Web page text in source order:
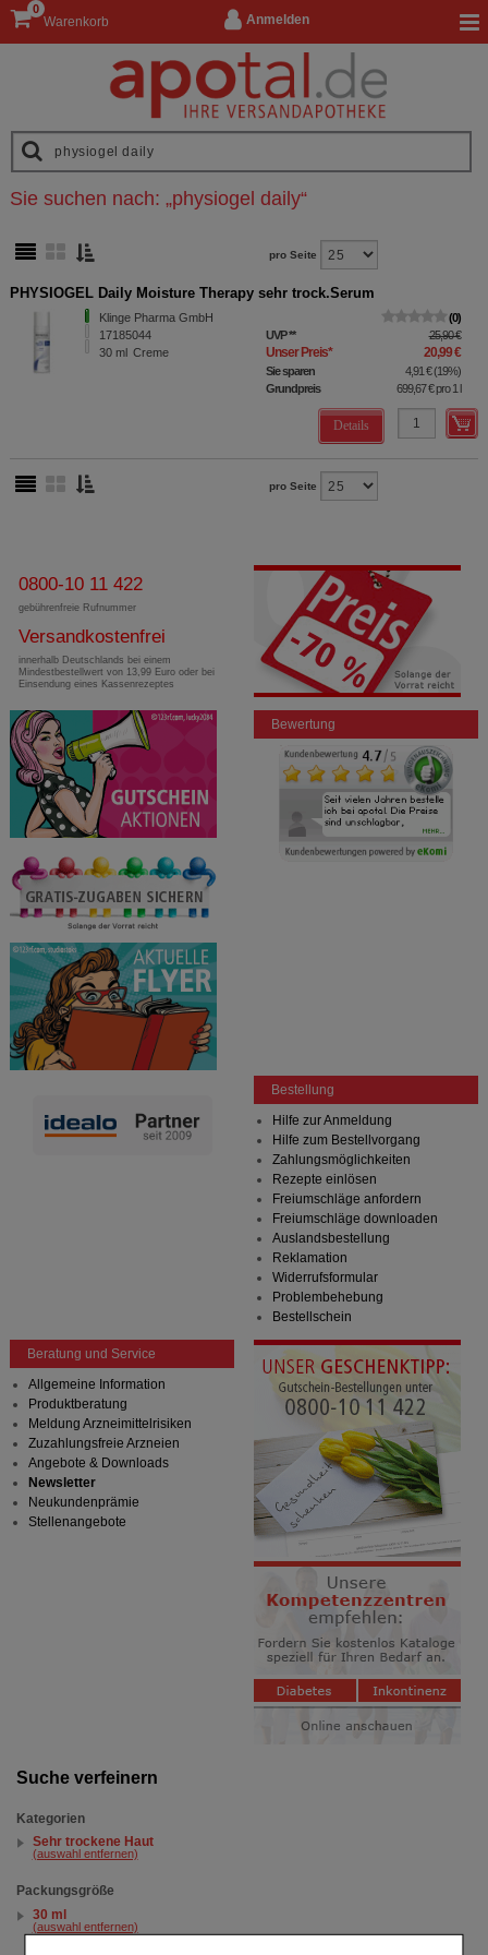
Anmelden
Warenkorb
0
Suche verfeinern
Kategorien
Sehr trockene Haut
(auswahl entfernen)
Packungsgröße
30 ml
(auswahl entfernen)
Sie suchen nach: „physiogel daily“
pro Seite
PHYSIOGEL Daily Moisture Therapy sehr trock.Serum
Klinge Pharma GmbH
17185044
30 ml Creme
0
UVP** 25,90 €
Unser Preis* 20,99 €
Sie sparen 4,91 €(19%)
Grundpreis
699,67 €pro 1 l
Details
pro Seite
0800-10 11 422
gebührenfreie Rufnummer
Versandkostenfrei
innerhalb Deutschlands bei einem
Mindestbestellwert von 13,99 Euro oder bei
Einsendung eines Kassenrezeptes
Bewertung
Bestellung
Hilfe zur Anmeldung
Hilfe zum Bestellvorgang
Zahlungsmöglichkeiten
Rezepte einlösen
Freiumschläge anfordern
Freiumschläge downloaden
Auslandsbestellung
Reklamation
Widerrufsformular
Problembehebung
Bestellschein
Beratung und Service
Allgemeine Information
Produktberatung
Meldung Arzneimittelrisiken
Zuzahlungsfreie Arzneien
Angebote & Downloads
Newsletter
Neukundenprämie
Stellenangebote